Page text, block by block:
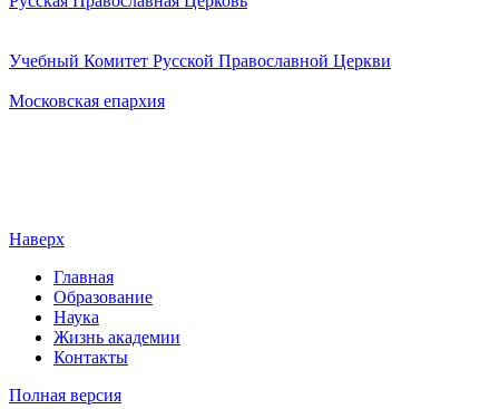
Учебный Комитет Русской Православной Церкви
Московская епархия
Наверх
Главная
Образование
Наука
Жизнь академии
Контакты
Полная версия